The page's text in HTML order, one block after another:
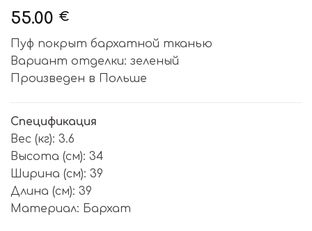
55.00 €
Пуф покрыт бархатной тканью
Вариант отделки: зеленый
Произведен в Польше
Спецификация
Вес (кг): 3.6
Высота (см): 34
Ширина (см): 39
Длина (см): 39
Материал: Бархат